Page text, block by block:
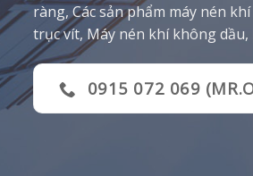
ràng, Các sản phẩm máy nén
trục vít, Máy nén khí không dầu,
0915 072 069